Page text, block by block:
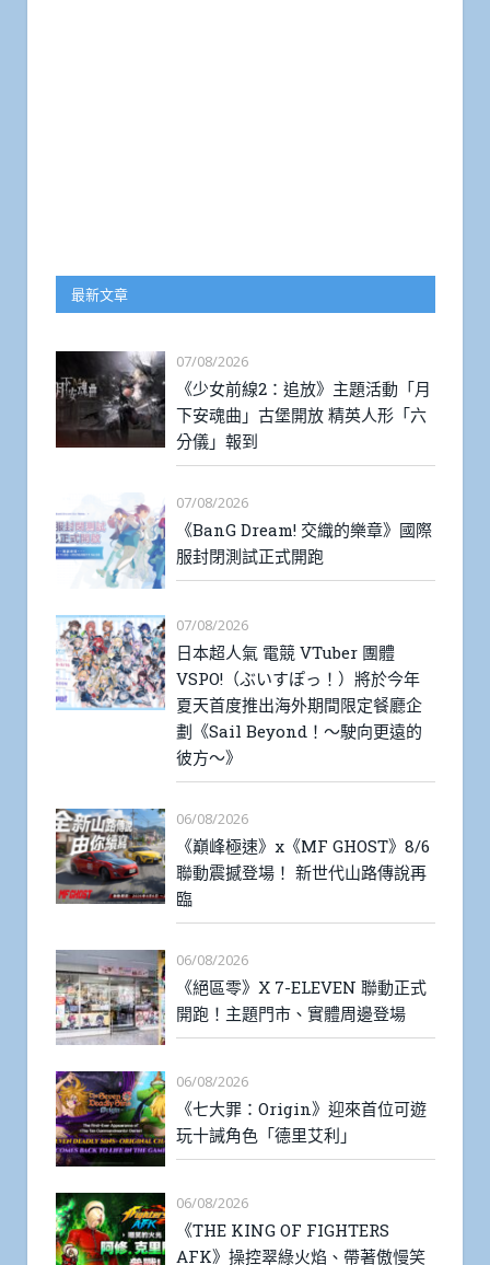
最新文章
07/08/2026
《少女前線2：追放》主題活動「月
下安魂曲」古堡開放 精英人形「六
分儀」報到
07/08/2026
《BanG Dream! 交織的樂章》國際
服封閉測試正式開跑
07/08/2026
日本超人氣 電競 VTuber 團體
VSPO!（ぶいすぽっ！）將於今年
夏天首度推出海外期間限定餐廳企
劃《Sail Beyond！～駛向更遠的
彼方～》
06/08/2026
《巔峰極速》x《MF GHOST》8/6
聯動震撼登場！ 新世代山路傳說再
臨
06/08/2026
《絕區零》X 7-ELEVEN 聯動正式
開跑！主題門市、實體周邊登場
06/08/2026
《七大罪：Origin》迎來首位可遊
玩十誡角色「德里艾利」
06/08/2026
《THE KING OF FIGHTERS
AFK》操控翠綠火焰、帶著傲慢笑